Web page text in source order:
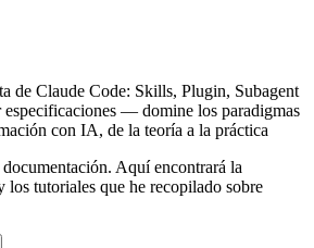
de Claude Code: Skills, Plugin, Subagent
— domine los paradigmas
con IA, de la teoría a la práctica
Aquí encontrará la
los tutoriales que he recopilado sobre